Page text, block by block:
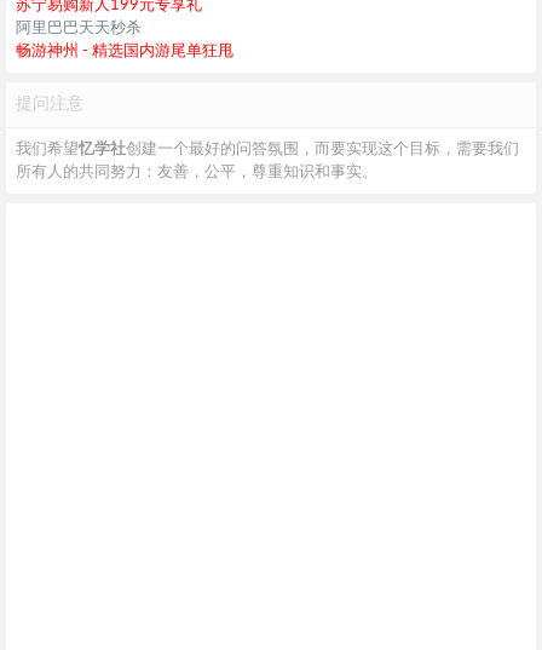
苏宁易购新人199元专享礼
阿里巴巴天天秒杀
畅游神州 - 精选国内游尾单狂甩
提问注意
我们希望忆学社创建一个最好的问答氛围，而要实现这个目标，需要我们
所有人的共同努力：友善，公平，尊重知识和事实。